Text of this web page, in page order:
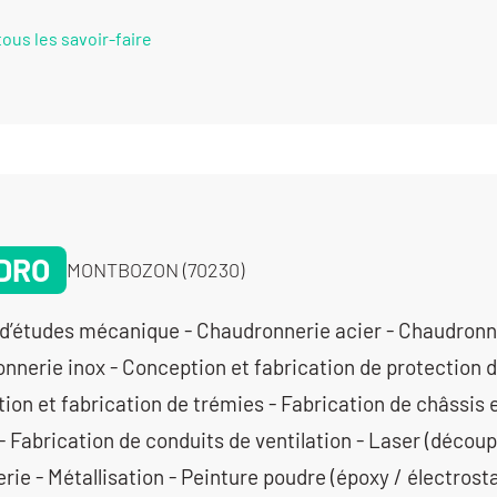
les savoir-faire
MONTBOZON (70230)
mécanique - Chaudronnerie acier -
inox - Conception et fabrication de protection
et fabrication de trémies - Fabrication de châssis
Fabrication de conduits de ventilation - Laser
- Métallisation - Peinture poudre (époxy /